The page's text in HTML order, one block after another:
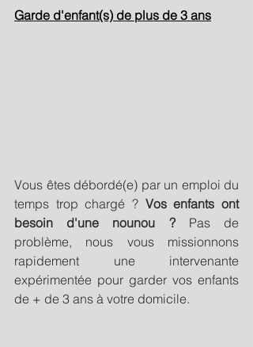
Garde d'enfant(s) de plus de 3 ans
Vous êtes débordé(e) par un emploi du
temps trop chargé ? Vos enfants ont
besoin d'une nounou ? Pas de
problème, nous vous missionnons
rapidement une intervenante
expérimentée pour garder vos enfants
de + de 3 ans à votre domicile.